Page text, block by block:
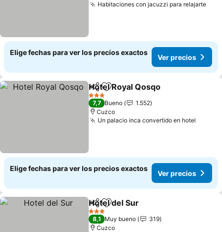
Habitaciones con jacuzzi para relajarteVer
Elige fechas para ver los precios exactos
Ver precios
CompartirAgregar a favoritos
Hotel Royal Qosqo
3 Estrellas
7,7 Bueno
1.552
Cuzco
Un palacio inca convertido en hotel
Elige fechas para ver los precios exactos
Ver precios
CompartirAgregar a favoritos
Hotel del Sur
3 Estrellas
8,1 Muy bueno
319
Cuzco